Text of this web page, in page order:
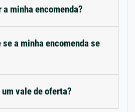
minha encomenda?
se a minha encomenda se
vale de oferta?